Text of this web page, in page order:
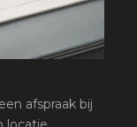
afspraak bij